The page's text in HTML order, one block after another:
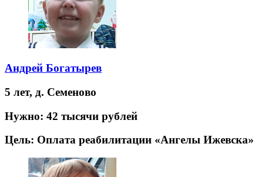
Андрей Богатырев
5 лет, д. Семеново
Нужно: 42 тысячи рублей
Цель: Оплата реабилитации «Ангелы Ижевска»